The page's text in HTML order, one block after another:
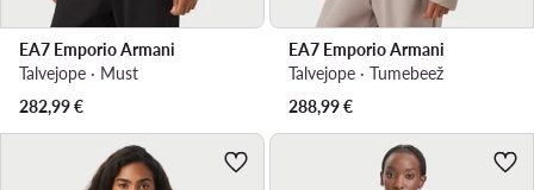
EA7 Emporio Armani
Talvejope · Must
282,99€
EA7 Emporio Armani
Talvejope · Tumebeež
288,99€